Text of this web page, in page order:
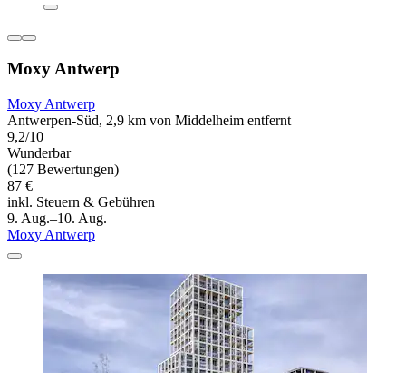
Moxy Antwerp
Moxy Antwerp
Antwerpen-Süd, 2,9 km von Middelheim entfernt
9,2/10
Wunderbar
(127 Bewertungen)
87 €
inkl. Steuern & Gebühren
9. Aug.–10. Aug.
Moxy Antwerp